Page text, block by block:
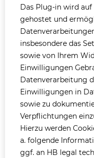
Das Plug-in wird auf
gehostet und
insbesondere das
sowie von Ihrem
Einwilligungen
Datenverarbeitung
Einwilligungen in
sowie zu
Verpflichtungen
Hierzu werden
a. folgende
ggf. an HB legal